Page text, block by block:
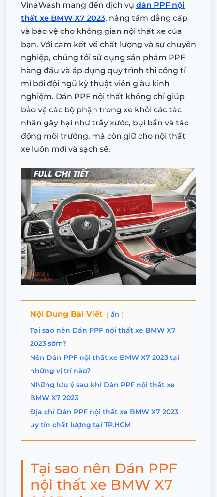
VinaWash mang đến dịch vụ dán PPF nội
thất xe BMW X7 2023, nâng tầm đẳng cấp
và bảo vệ cho không gian nội thất xe của
bạn. Với cam kết về chất lượng và sự chuyên
nghiệp, chúng tôi sử dụng sản phẩm PPF
hàng đầu và áp dụng quy trình thi công tỉ
mỉ bởi đội ngũ kỹ thuật viên giàu kinh
nghiệm. Dán PPF nội thất không chỉ giúp
bảo vệ các bộ phận trong xe khỏi các tác
nhân gây hại như trầy xước, bụi bẩn và tác
động môi trường, mà còn giữ cho nội thất
xe luôn mới và sạch sẽ.
Nội Dung Bài Viết ẩn
Tại sao nên Dán PPF nội thất xe BMW X7
2023 sớm?
Nên Dán PPF nội thất xe BMW X7 2023 tại
những vị trí nào?
Những lưu ý sau khi Dán PPF nội thất xe
BMW X7 2023
Địa chỉ Dán PPF nội thất xe BMW X7 2023
uy tín chất lượng tại TP.HCM
Tại sao nên Dán PPF
nội thất xe BMW X7